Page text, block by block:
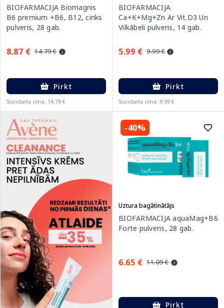
BIOFARMACIJA Biomagnis
B6 premium +B6, B12, cinks
pulveris, 28 gab.
8.87 € 14.79 €
Pirkt
Standarta cena: 14.79 €
BIOFARMACIJA
Ca+K+Mg+Zn Ar Vit.D3 Un
Vilkābeli pulveris, 14 gab.
5.99 € 9.99 €
Pirkt
Standarta cena: 9.99 €
-40%
Uztura bagātinātājs
BIOFARMACIJA aquaMag+B6
Forte pulveris, 28 gab.
6.65 € 11.09 €
Pirkt